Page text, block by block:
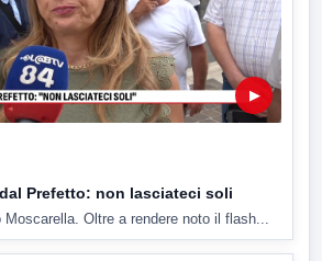
▶
Prefetto: non lasciateci soli
Oltre a rendere noto il flash...